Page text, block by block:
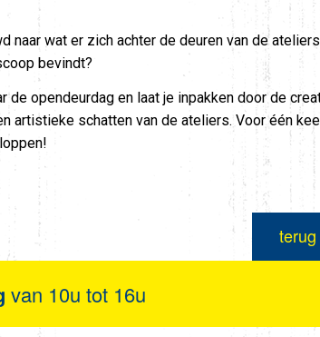
naar wat er zich achter de deuren van de
bevindt?
de opendeurdag en laat je inpakken door de
artistieke schatten van de ateliers. Voor één
van 10u tot 16u